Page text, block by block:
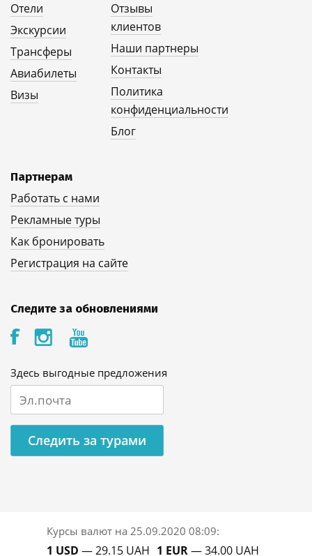
Отели
Экскурсии
Трансферы
Авиабилеты
Визы
Отзывы
клиентов
Наши партнеры
Контакты
Политика
конфиденциальности
Блог
Партнерам
Работать с нами
Рекламные туры
Как бронировать
Регистрация на сайте
Следите за обновлениями
Здесь выгодные предложения
Следить за турами
Курсы валют на 25.09.2020 08:09:
1 USD — 29.15 UAH 1 EUR— 34.00 UAH